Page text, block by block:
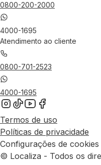
0800-200-2000
4000-1695
Atendimento ao cliente
0800-701-2523
4000-1695
Termos de uso
Políticas de privacidade
Configurações de cookies
© Localiza - Todos os